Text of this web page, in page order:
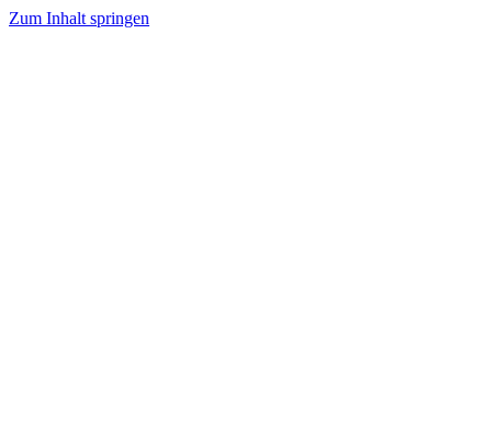
Zum Inhalt springen